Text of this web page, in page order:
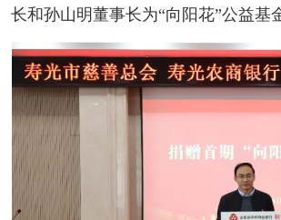
长和孙山明董事长为“向阳花”公益基